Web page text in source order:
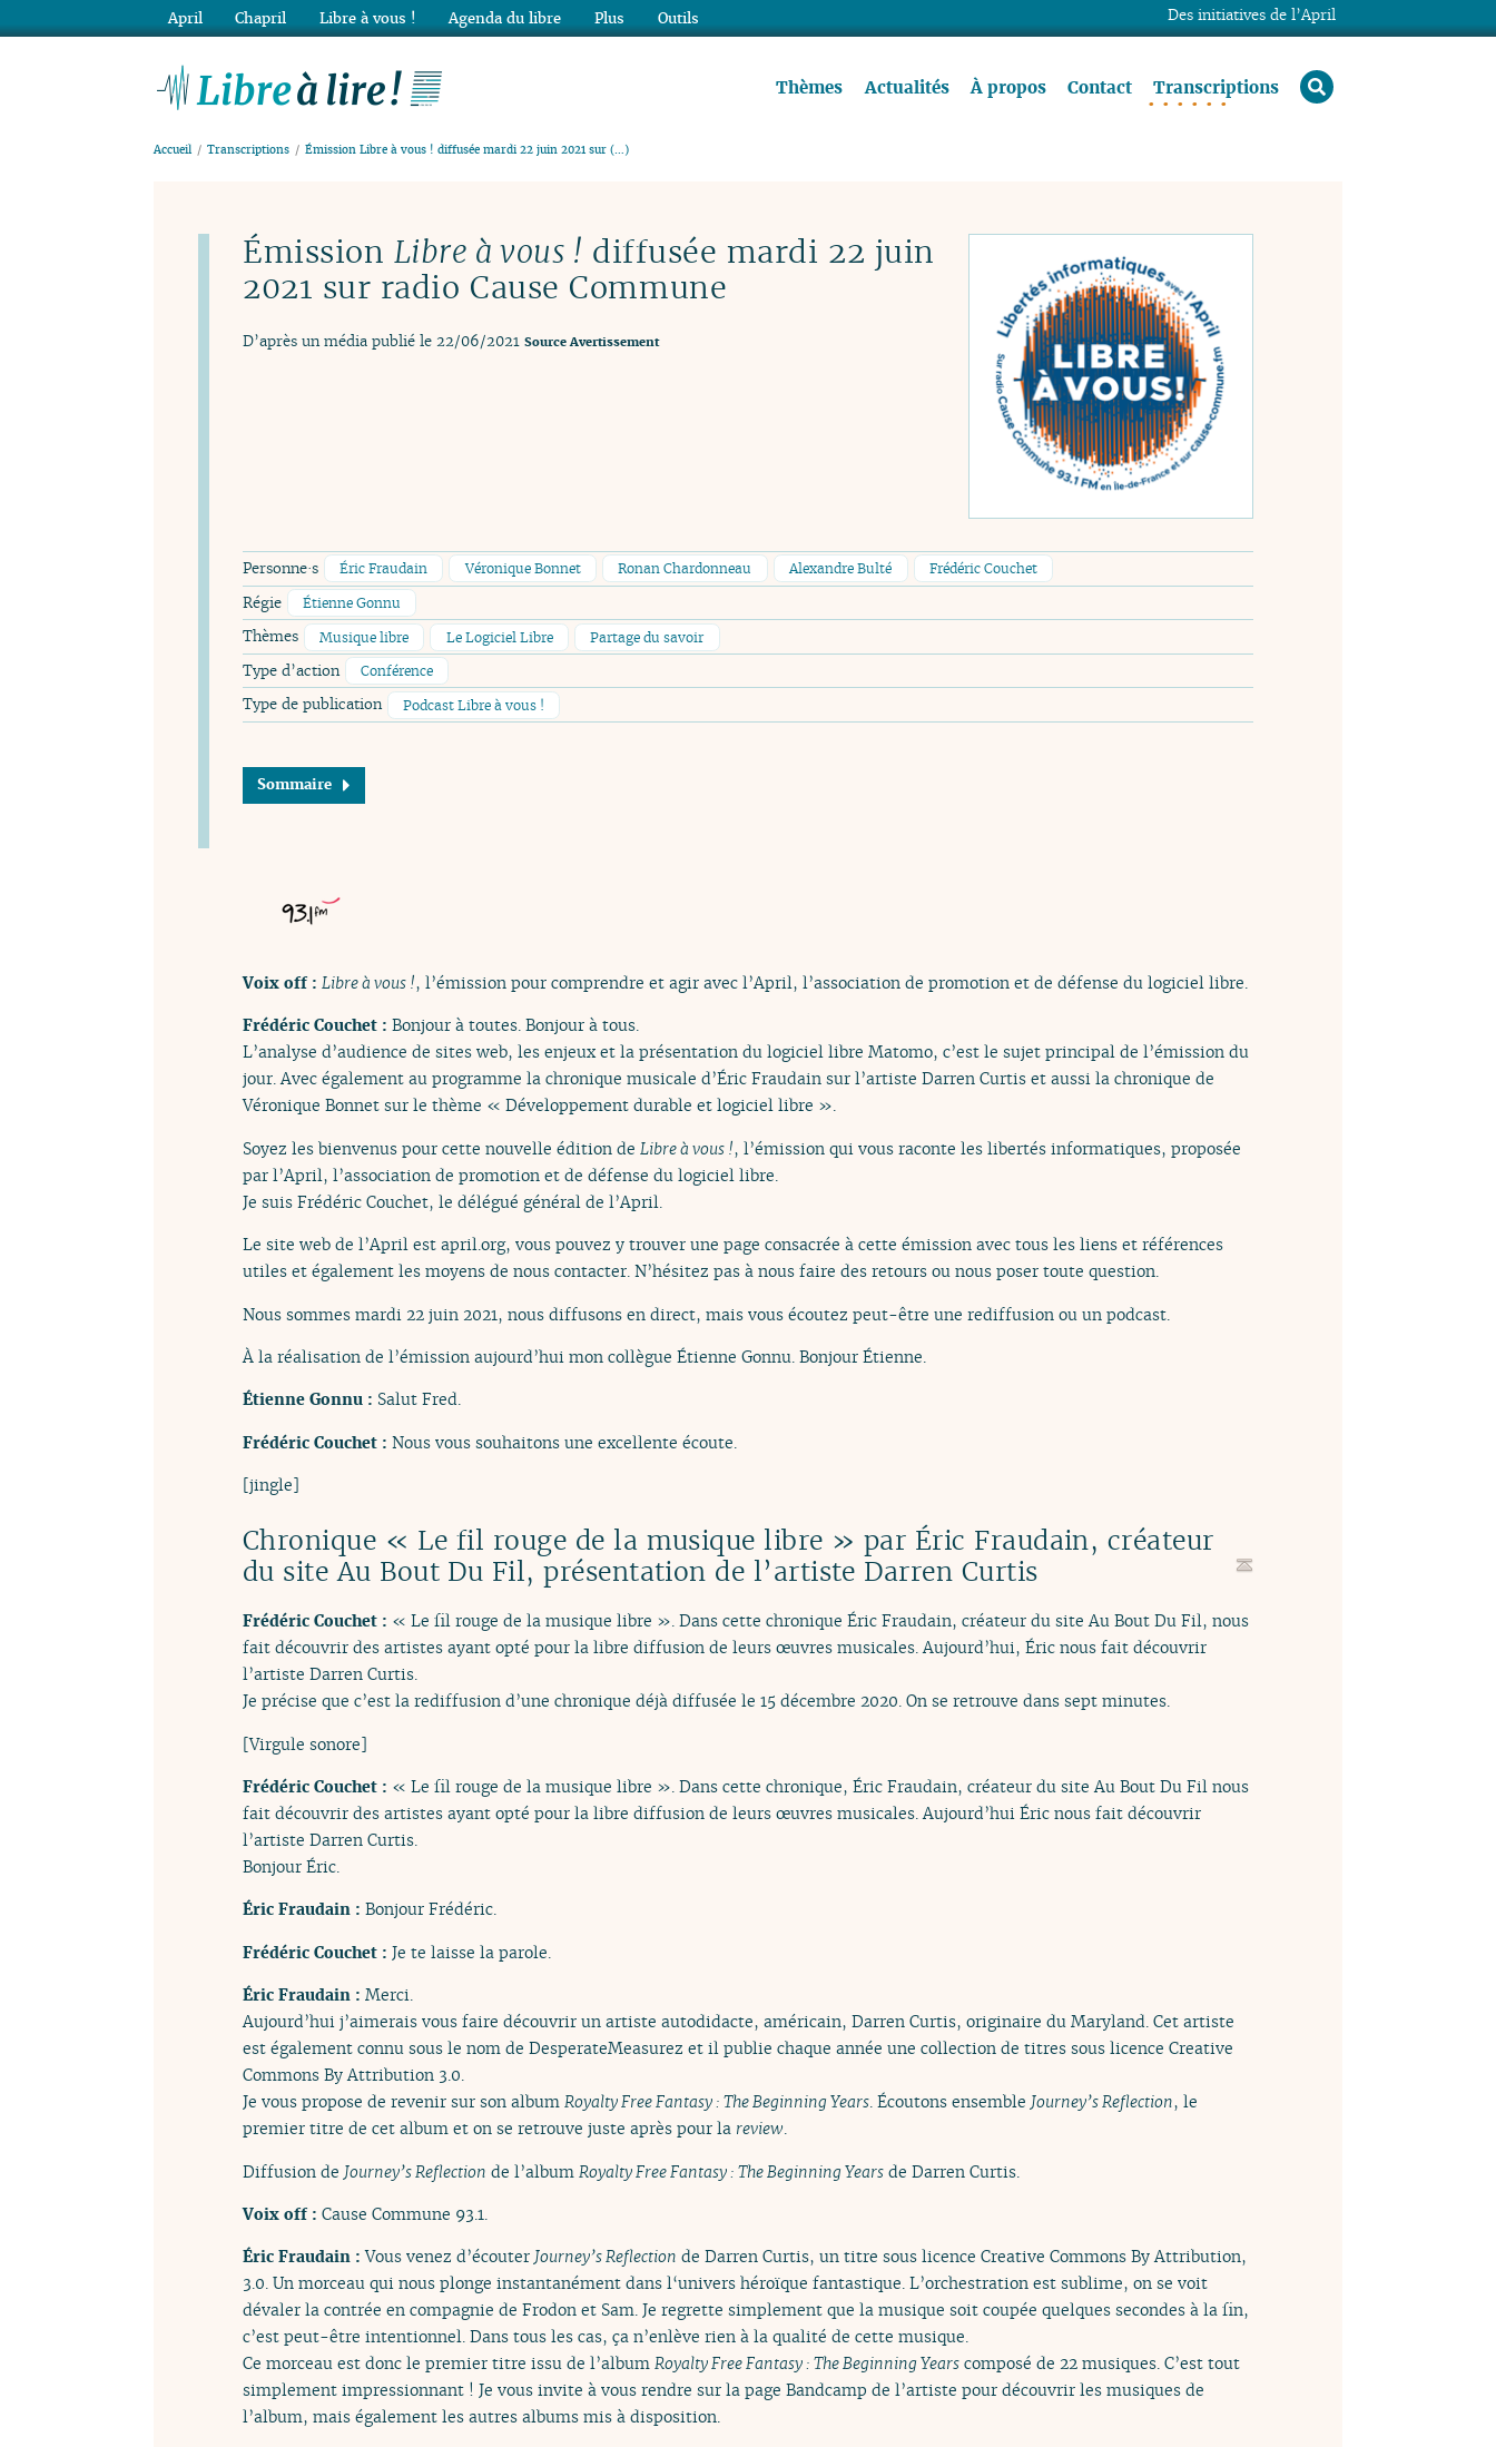
Thèmes Actualités À propos Contact Transcriptions rechercher
Accueil Transcriptions Émission Libre à vous ! diffusée mardi 22 juin 2021 sur (…)
Émission Libre à vous ! diffusée mardi 22 juin
2021 sur radio Cause Commune
D’après un média publié le 22/06/2021 Source Avertissement
Personne·s Éric Fraudain Véronique Bonnet Ronan Chardonneau Alexandre Bulté Frédéric Couchet
Régie Étienne Gonnu
Thèmes Musique libre Le Logiciel Libre Partage du savoir
Type d’action Conférence
Type de publication Podcast Libre à vous !
Sommaire
Voix off : Libre à vous !, l’émission pour comprendre et agir avec l’April, l’association de promotion et de défense du logiciel libre.
Frédéric Couchet : Bonjour à toutes. Bonjour à tous.
L’analyse d’audience de sites web, les enjeux et la présentation du logiciel libre Matomo, c’est le sujet principal de l’émission du
jour. Avec également au programme la chronique musicale d’Éric Fraudain sur l’artiste Darren Curtis et aussi la chronique de
Véronique Bonnet sur le thème « Développement durable et logiciel libre ».
Soyez les bienvenus pour cette nouvelle édition de Libre à vous !, l’émission qui vous raconte les libertés informatiques, proposée
par l’April, l’association de promotion et de défense du logiciel libre.
Je suis Frédéric Couchet, le délégué général de l’April.
Le site web de l’April est april.org, vous pouvez y trouver une page consacrée à cette émission avec tous les liens et références
utiles et également les moyens de nous contacter. N’hésitez pas à nous faire des retours ou nous poser toute question.
Nous sommes mardi 22 juin 2021, nous diffusons en direct, mais vous écoutez peut-être une rediffusion ou un podcast.
À la réalisation de l’émission aujourd’hui mon collègue Étienne Gonnu. Bonjour Étienne.
Étienne Gonnu : Salut Fred.
Frédéric Couchet : Nous vous souhaitons une excellente écoute.
[jingle]
Chronique « Le fil rouge de la musique libre » par Éric Fraudain, créateur
du site Au Bout Du Fil, présentation de l’artiste Darren Curtis
Frédéric Couchet : « Le fil rouge de la musique libre ». Dans cette chronique Éric Fraudain, créateur du site Au Bout Du Fil, nous
fait découvrir des artistes ayant opté pour la libre diffusion de leurs œuvres musicales. Aujourd’hui, Éric nous fait découvrir
l’artiste Darren Curtis.
Je précise que c’est la rediffusion d’une chronique déjà diffusée le 15 décembre 2020. On se retrouve dans sept minutes.
[Virgule sonore]
Frédéric Couchet : « Le fil rouge de la musique libre ». Dans cette chronique, Éric Fraudain, créateur du site Au Bout Du Fil nous
fait découvrir des artistes ayant opté pour la libre diffusion de leurs œuvres musicales. Aujourd’hui Éric nous fait découvrir
l’artiste Darren Curtis.
Bonjour Éric.
Éric Fraudain : Bonjour Frédéric.
Frédéric Couchet : Je te laisse la parole.
Éric Fraudain : Merci.
Aujourd’hui j’aimerais vous faire découvrir un artiste autodidacte, américain, Darren Curtis, originaire du Maryland. Cet artiste
est également connu sous le nom de DesperateMeasurez et il publie chaque année une collection de titres sous licence Creative
Commons By Attribution 3.0.
Je vous propose de revenir sur son album Royalty Free Fantasy : The Beginning Years. Écoutons ensemble Journey’s Reflection, le
premier titre de cet album et on se retrouve juste après pour la review.
Diffusion de Journey’s Reflection de l’album Royalty Free Fantasy : The Beginning Years de Darren Curtis.
Voix off : Cause Commune 93.1.
Éric Fraudain :Vous venez d’écouter Journey’s Reflection de Darren Curtis, un titre sous licence Creative Commons By Attribution,
3.0. Un morceau qui nous plonge instantanément dans l‘univers héroïque fantastique. L’orchestration est sublime, on se voit
dévaler la contrée en compagnie de Frodon et Sam. Je regrette simplement que la musique soit coupée quelques secondes à la fin,
c’est peut-être intentionnel. Dans tous les cas, ça n’enlève rien à la qualité de cette musique.
Ce morceau est donc le premier titre issu de l’album Royalty Free Fantasy : The Beginning Years composé de 22 musiques. C’est tout
simplement impressionnant ! Je vous invite à vous rendre sur la page Bandcamp de l’artiste pour découvrir les musiques de
l’album, mais également les autres albums mis à disposition.
Des initiatives de l’April
April Chapril Libre à vous ! Agenda du libre Plus Outils